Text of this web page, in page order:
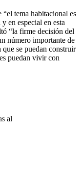
“el tema habitacional es
en especial en esta
“la firme decisión del
número importante de
se puedan construir
puedan vivir con
al